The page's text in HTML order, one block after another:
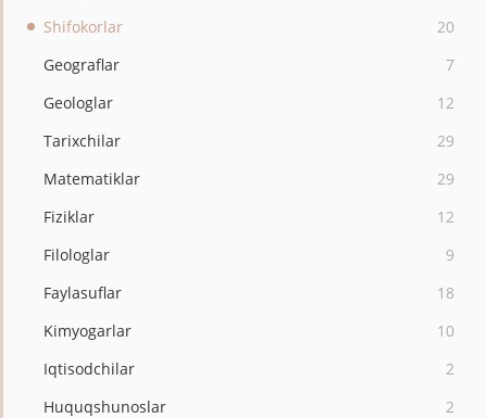
Shifokorlar
20
Geograflar
7
Geologlar
12
Tarixchilar
29
Matematiklar
29
Fiziklar
12
Filologlar
9
Faylasuflar
18
Kimyogarlar
10
Iqtisodchilar
2
Huquqshunoslar
2